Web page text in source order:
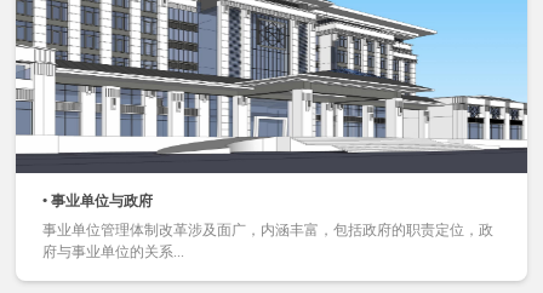
• 事业单位与政府
事业单位管理体制改革涉及面广，内涵丰富，包括政府的职责定位，政
府与事业单位的关系...